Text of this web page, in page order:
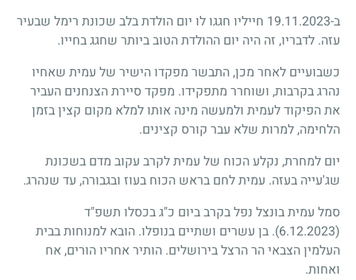
ב-19.11.2023 חייליו חגגו לו יום הולדת בלב שכונת רימל שבעיר
עזה. לדבריו, זה היה יום ההולדת הטוב ביותר שחגג בחייו.
כשבועיים לאחר מכן, התבשר מפקדו הישיר של עמית שאחיו
נהרג בקרבות, ושוחרר מתפקידו. מפקד סיירת הצנחנים העביר
את הפיקוד לעמית ולמעשה מינה אותו למלא מקום קצין בזמן
הלחימה, למרות שלא עבר קורס קצינים.
יום למחרת, נקלע הכוח של עמית לקרב עקוב מדם בשכונת
שג'עייה בעזה. עמית לחם בראש הכוח בעוז ובגבורה, עד שנהרג.
סמל עמית בונצל נפל בקרב ביום כ"ג בכסלו תשפ"ד
(6.12.2023)
. בן עשרים ושתיים בנופלו. הובא למנוחות בבית
העלמין הצבאי הר הרצל בירושלים. הותיר אחריו הורים, אח
ואחות.